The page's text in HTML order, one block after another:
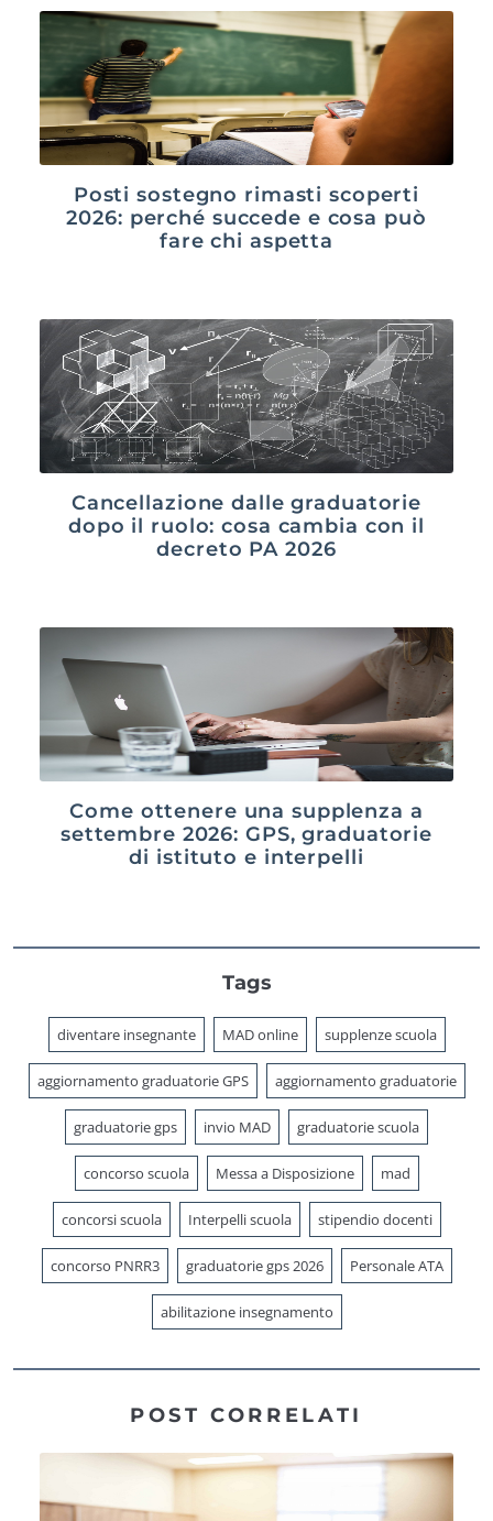
Posti sostegno rimasti scoperti
2026: perché succede e cosa può
fare chi aspetta
Cancellazione dalle graduatorie
dopo il ruolo: cosa cambia con il
decreto PA 2026
Come ottenere una supplenza a
settembre 2026: GPS, graduatorie
di istituto e interpelli
Tags
diventare insegnante MAD online supplenze scuola
aggiornamento graduatorie GPS aggiornamento graduatorie
graduatorie gps invio MAD graduatorie scuola
concorso scuola Messa a Disposizione mad
concorsi scuola Interpelli scuola stipendio docenti
concorso PNRR3 graduatorie gps 2026 Personale ATA
abilitazione insegnamento
POST CORRELATI